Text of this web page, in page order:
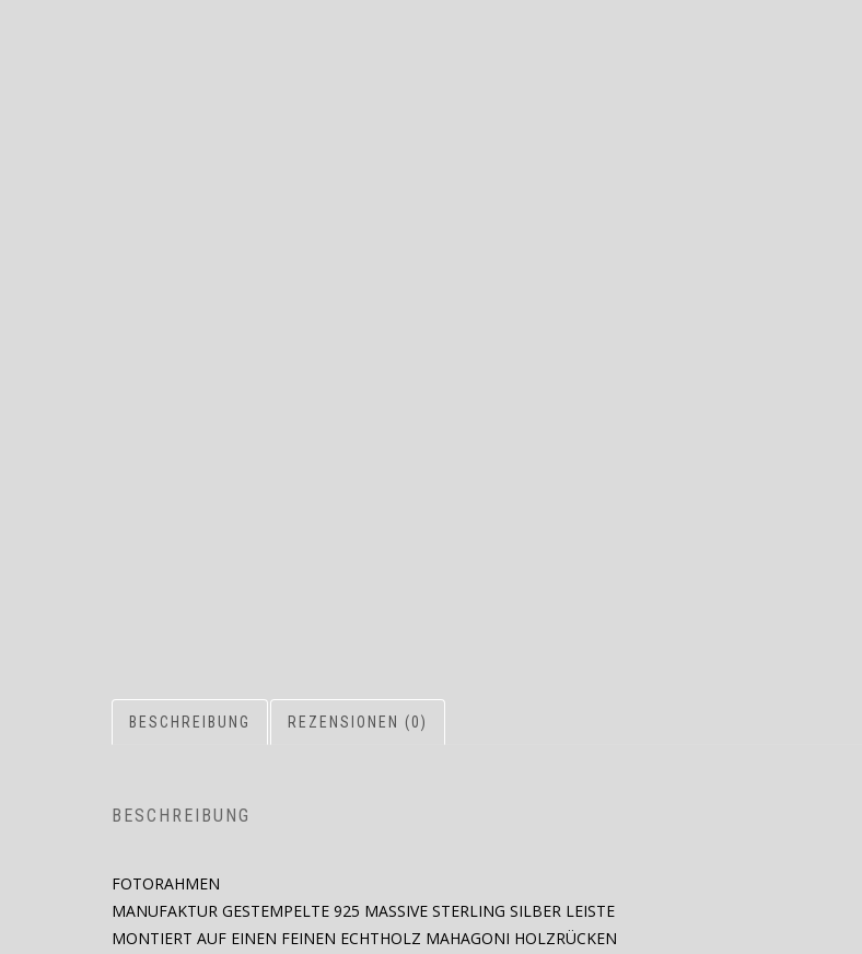
BESCHREIBUNG REZENSIONEN (0)
BESCHREIBUNG
FOTORAHMEN
MANUFAKTUR GESTEMPELTE 925 MASSIVE STERLING SILBER LEISTE
MONTIERT AUF EINEN FEINEN ECHTHOLZ MAHAGONI HOLZRÜCKEN